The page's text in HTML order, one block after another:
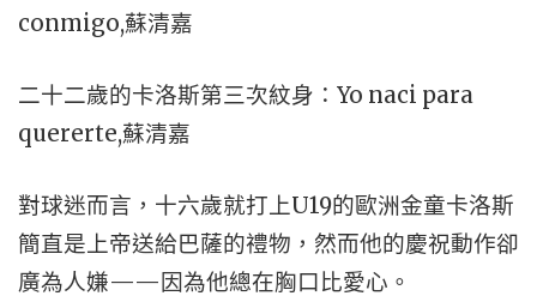
conmigo,蘇清嘉
二十二歲的卡洛斯第三次紋身：Yo naci para
quererte,蘇清嘉
對球迷而言，十六歲就打上U19的歐洲金童卡洛斯
簡直是上帝送給巴薩的禮物，然而他的慶祝動作卻
廣為人嫌——因為他總在胸口比愛心。